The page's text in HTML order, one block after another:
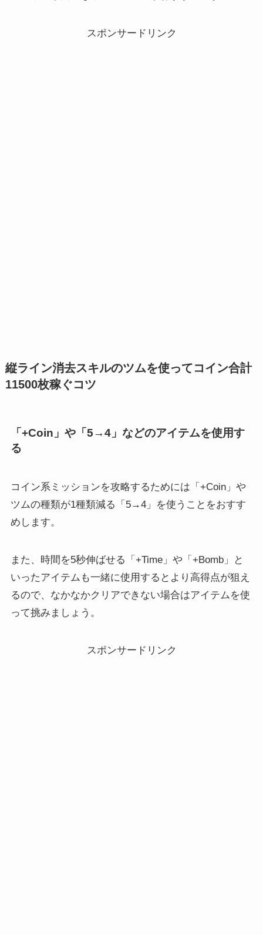
スポンサードリンク
縦ライン消去スキルのツムを使ってコイン合計
11500枚稼ぐコツ
「+Coin」や「5→4」などのアイテムを使用す
る
コイン系ミッションを攻略するためには 「+Coin」や
ツムの種類が1種類減る
「5→4」を使うことをおすす
めします。
また、時間を5秒伸ばせる「+Time」や「+Bomb」と
いったアイテムも一緒に使用するとより高得点が狙え
るので、なかなかクリアできない場合はアイテムを使
って挑みましょう。
スポンサードリンク